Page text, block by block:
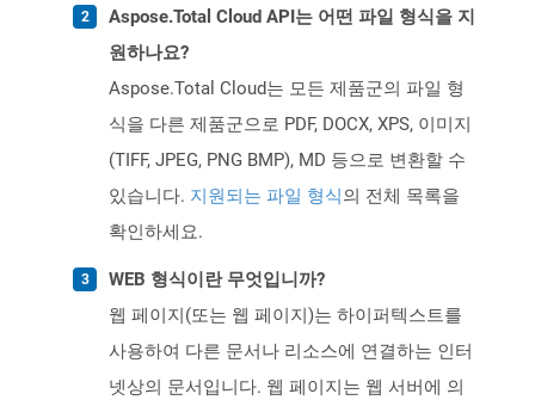
Aspose.Total Cloud API는 어떤 파일 형식을 지
원하나요?
Aspose.Total Cloud는 모든 제품군의 파일 형
식을 다른 제품군으로 PDF, DOCX, XPS, 이미지
(TIFF, JPEG, PNG BMP), MD 등으로 변환할 수
있습니다. 지원되는 파일 형식의 전체 목록을
확인하세요.
WEB 형식이란 무엇입니까?
웹 페이지(또는 웹 페이지)는 하이퍼텍스트를
사용하여 다른 문서나 리소스에 연결하는 인터
넷상의 문서입니다. 웹 페이지는 웹 서버에 의